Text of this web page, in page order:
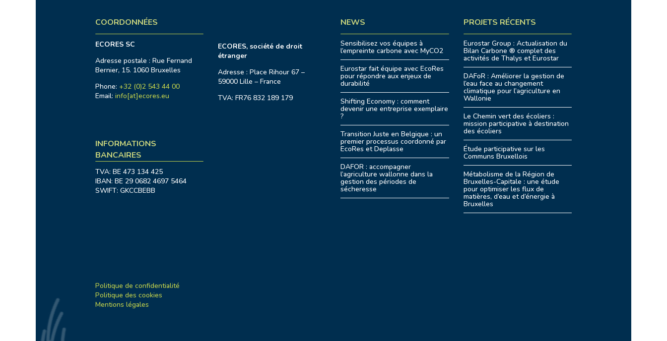
COORDONNÉES
ECORES SC
Adresse postale : Rue Fernand
Bernier, 15. 1060 Bruxelles
Phone: +32 (0)2 543 44 00
Email: info[at]ecores.eu
INFORMATIONS
BANCAIRES
TVA: BE 473 134 425
IBAN: BE 29 0682 4697 5464
SWIFT: GKCCBEBB
Politique de confidentialité
Politique des cookies
Mentions légales
ECORES, société de droit
étranger
Adresse : Place Rihour 67 –
59000 Lille – France
TVA: FR76 832 189 179
NEWS
Sensibilisez vos équipes à
l’empreinte carbone avec MyCO2
Eurostar fait équipe avec EcoRes
pour répondre aux enjeux de
durabilité
Shifting Economy : comment
devenir une entreprise exemplaire
?
Transition Juste en Belgique : un
premier processus coordonné par
EcoRes et Deplasse
DAFOR : accompagner
l’agriculture wallonne dans la
gestion des périodes de
sécheresse
PROJETS RÉCENTS
Eurostar Group : Actualisation du
Bilan Carbone ® complet des
activités de Thalys et Eurostar
DAFoR : Améliorer la gestion de
l’eau face au changement
climatique pour l’agriculture en
Wallonie
Le Chemin vert des écoliers :
mission participative à destination
des écoliers
Étude participative sur les
Communs Bruxellois
Métabolisme de la Région de
Bruxelles-Capitale : une étude
pour optimiser les flux de
matières, d’eau et d’énergie à
Bruxelles